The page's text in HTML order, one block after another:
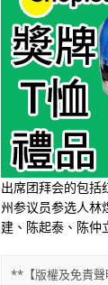
出席团拜会的包括
州参议员参选人林
建、陈起泰、陈仲
**【版權及免責聲